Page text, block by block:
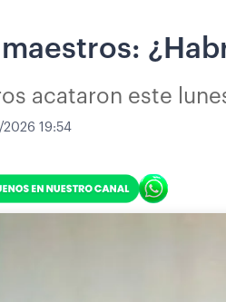
maestros:
acataron este
2026 19:54